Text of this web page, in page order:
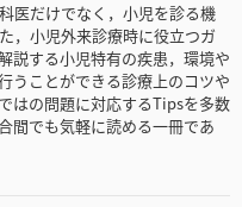
医だけでなく，小児を診る機
，小児外来診療時に役立つガ
説する小児特有の疾患，環境や
うことができる診療上のコツや
はの問題に対応するTipsを多数
間でも気軽に読める一冊であ